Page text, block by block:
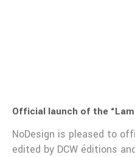
Official launch of the
NoDesign is pleased to
edited by DCW éditions